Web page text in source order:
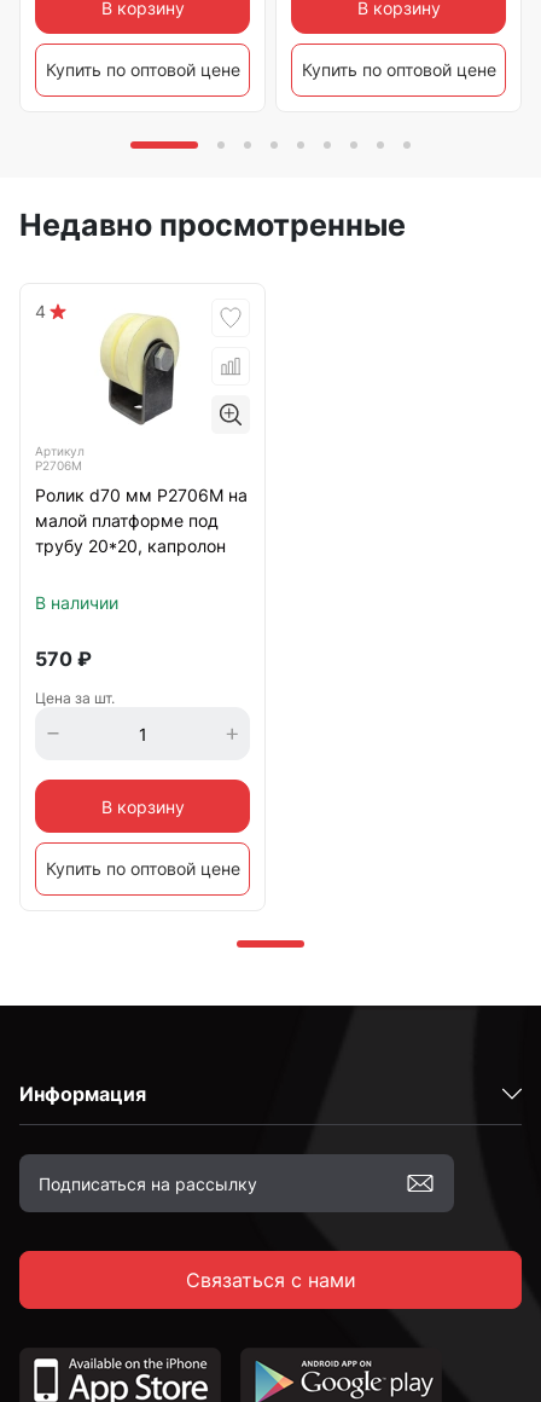
В корзину
Купить по оптовой цене
В корзину
Купить по оптовой цене
Недавно просмотренные
4
Артикул
Р2706М
Ролик d70 мм Р2706М на
малой платформе под
трубу 20*20, капролон
В наличии
570 ₽
Цена за шт.
В корзину
Купить по оптовой цене
Информация
Связаться с нами